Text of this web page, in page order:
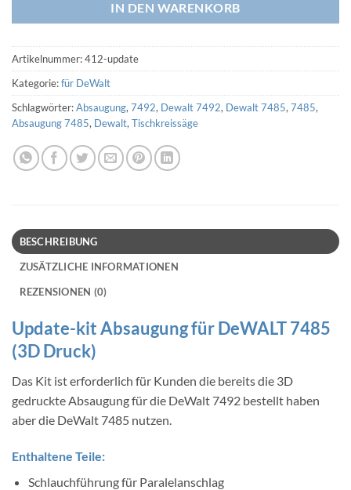
IN DEN WARENKORB
Artikelnummer:412-update
Kategorie:für DeWalt
Schlagwörter:Absaugung,7492, Dewalt 7492, Dewalt 7485,7485,
Absaugung 7485, Dewalt,Tischkreissäge
BESCHREIBUNG
ZUSÄTZLICHE INFORMATIONEN
REZENSIONEN (0)
Update-kit Absaugung für DeWALT 7485
(3D Druck)
Das Kit ist erforderlich für Kunden die bereits die 3D
gedruckte Absaugung für die DeWalt 7492 bestellt haben
aber die DeWalt 7485 nutzen.
Enthaltene Teile:
Schlauchführung für Paralelanschlag